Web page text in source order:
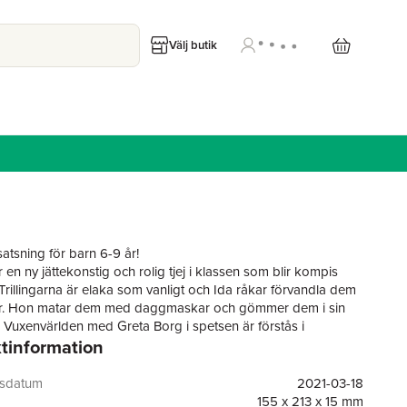
Välj butik
för barn 6-9 år!
en ny jättekonstig och rolig tjej i klassen som blir kompis
är elaka som vanligt och Ida råkar förvandla dem
Hon matar dem med daggmaskar och gömmer dem i sin
med Greta Borg i spetsen är förstås i
över att trillingarna är borta. Ska Ida våga häva
äventyr om vänskap, utanförskap och trolleri!
-böcker om den lilla häxan Ida har
2021-03-18
155 x 213 x 15 mm